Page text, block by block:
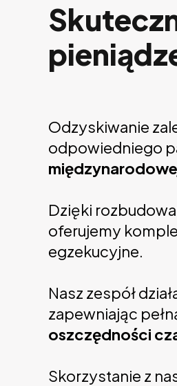
Odzyskiwanie
odpowiedniego
Dzięki
oferujemy
egzekucyjne.
Nasz zespół
zapewniając
oszczędności
Skorzystanie z